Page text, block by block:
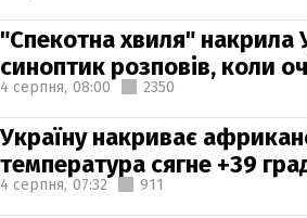
"Спекотна хвиля" накрила
синоптик розповів, коли
4 серпня, 08:00 2350
Україну накриває
температура сягне +39
4 серпня, 07:32 911